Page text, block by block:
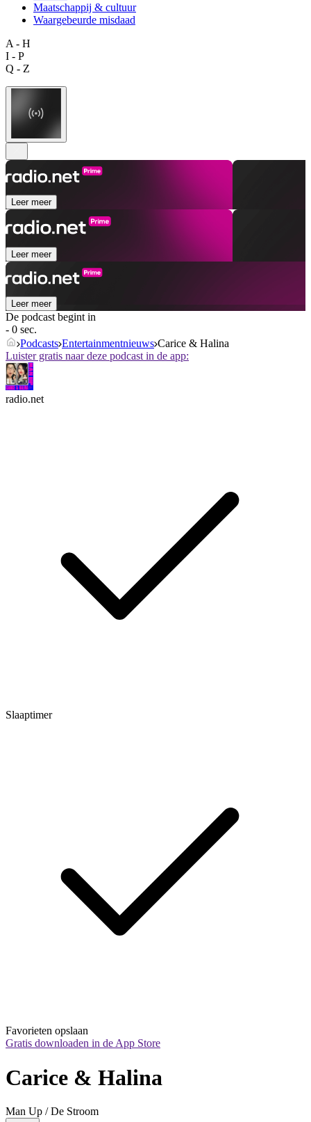
Maatschappij & cultuur
Waargebeurde misdaad
A - H
I - P
Q - Z
Leer meer
Leer meer
Leer meer
De podcast begint in
- 0 sec.
Podcasts Entertainmentnieuws Carice & Halina
Luister gratis naar deze podcast in de app:
radio.net
Slaaptimer
Favorieten opslaan
Gratis downloaden in de App Store
Carice & Halina
Man Up / De Stroom